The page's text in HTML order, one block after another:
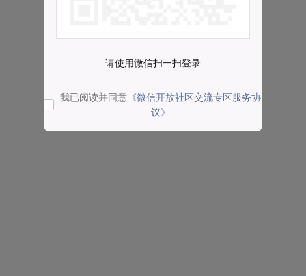
请使用微信扫一扫登录
我已阅读并同意 《微信开放社区交流专区服务协
议》